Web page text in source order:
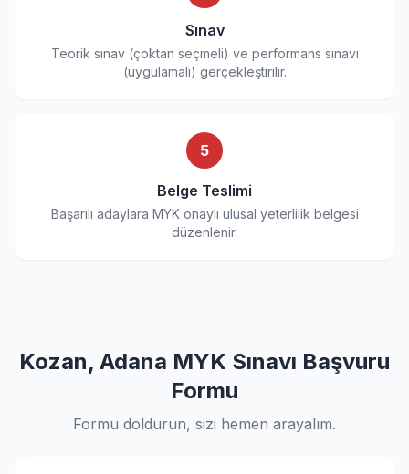
Sınav
Teorik sınav (çoktan seçmeli) ve performans sınavı
(uygulamalı) gerçekleştirilir.
5
Belge Teslimi
Başarılı adaylara MYK onaylı ulusal yeterlilik belgesi
düzenlenir.
Kozan, Adana MYK Sınavı Başvuru
Formu
Formu doldurun, sizi hemen arayalım.